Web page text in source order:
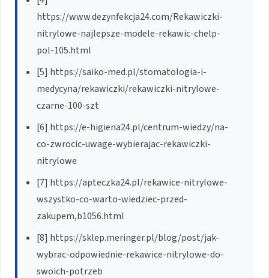
https://www.dezynfekcja24.com/Rekawiczki-
nitrylowe-najlepsze-modele-rekawic-chelp-
pol-105.html
[5] https://saiko-med.pl/stomatologia-i-
medycyna/rekawiczki/rekawiczki-nitrylowe-
czarne-100-szt
[6] https://e-higiena24.pl/centrum-wiedzy/na-
co-zwrocic-uwage-wybierajac-rekawiczki-
nitrylowe
[7] https://apteczka24.pl/rekawice-nitrylowe-
wszystko-co-warto-wiedziec-przed-
zakupem,b1056.html
[8] https://sklep.meringer.pl/blog/post/jak-
wybrac-odpowiednie-rekawice-nitrylowe-do-
swoich-potrzeb